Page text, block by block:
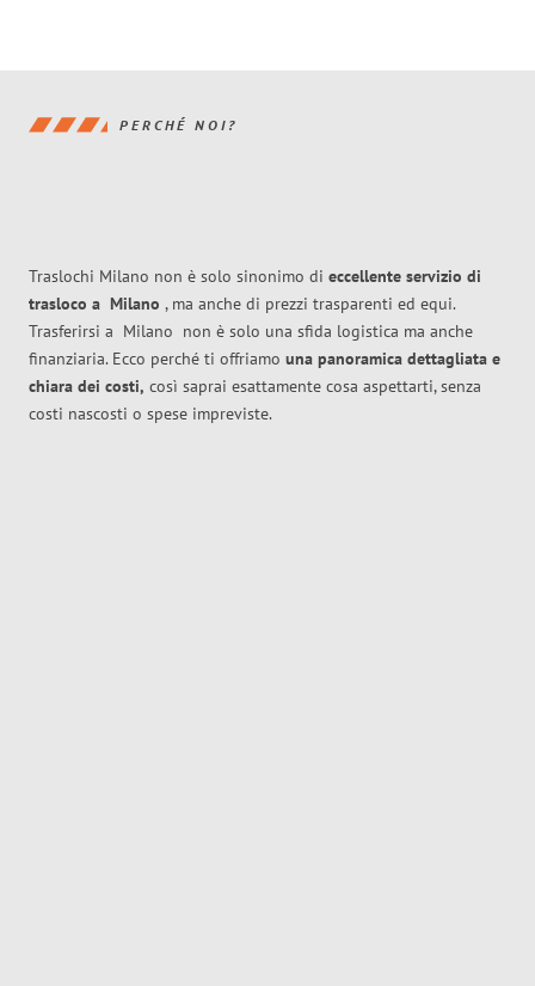
PERCHÉ NOI?
Traslochi Milano non è solo sinonimo di eccellente servizio di
trasloco a Milano , ma anche di prezzi trasparenti ed equi.
Trasferirsi a Milano non è solo una sfida logistica ma anche
finanziaria. Ecco perché ti offriamo una panoramica dettagliata e
chiara dei costi, così saprai esattamente cosa aspettarti, senza
costi nascosti o spese impreviste.